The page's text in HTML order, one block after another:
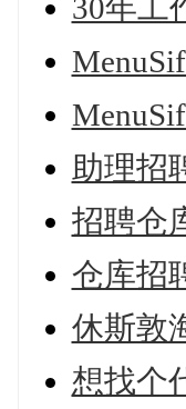
30年工
助理招
招聘仓
仓库招
休斯敦
想找个